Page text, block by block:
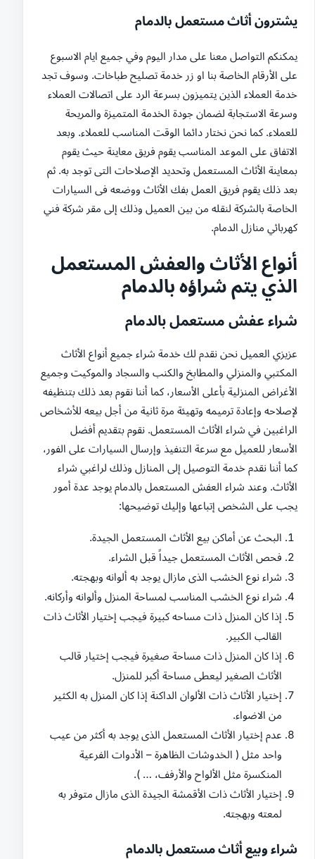
يشترون أثاث مستعمل بالدمام
يمكنكم التواصل معنا على مدار اليوم وفي جميع ايام الاسبوع
على الأرقام الخاصة بنا او زر خدمة تصليح طباخات. وسوف تجد
خدمة العملاء الذين يتميزون بسرعة الرد على اتصالات العملاء
وسرعة الاستجابة لضمان جودة الخدمة المتميزة والمريحة
للعملاء. كما نحن نختار دائما الوقت المناسب للعملاء. وبعد
الاتفاق على الموعد المناسب يقوم فريق معاينة حيث يقوم
بمعاينة الأثاث المستعمل وتحديد الإصلاحات التى توجد به. ثم
بعد ذلك يقوم فريق العمل بفك الأثاث ووضعه فى السيارات
الخاصة بالشركة لنقله من بين العميل وذلك إلى مقر شركة فني
كهربائي منازل الدمام.
أنواع الأثاث والعفش المستعمل
الذي يتم شراؤه بالدمام
شراء عفش مستعمل بالدمام
عزيزي العميل نحن نقدم لك خدمة شراء جميع أنواع الأثاث
المكتبي والمنزلي والمطابخ والكنب والسجاد والموكيت وجميع
الأغراض المنزلية بأعلى الأسعار، كما أننا نقوم بعد ذلك بتنظيفه
لإصلاحه وإعادة ترميمه وتهيئة مرة ثانية من أجل بيعه للأشخاص
الراغبين في شراء الأثاث المستعمل. نقوم بتقديم أفضل
الأسعار للعميل مع سرعة التنفيذ وإرسال السيارات على الفور،
كما أننا نقدم خدمة التوصيل إلى المنازل وذلك لراغبي شراء
الأثاث. وعند شراء العفش المستعمل بالدمام يوجد عدة أمور
يجب على الشخص إتباعها وإليك توضيحها:
البحث عن أماكن بيع الأثاث المستعمل الجيدة.
فحص الأثاث المستعمل جيداً قبل الشراء.
شراء نوع الخشب الذى مازال يوجد به ألوانه وبهجته.
شراء نوع الخشب المناسب لمساحة المنزل وألوانه وأركانه.
إذا كان المنزل ذات مساحه كبيرة فيجب إختيار الأثاث ذات
القالب الكبير.
إذا كان المنزل ذات مساحة صغيرة فيجب إختيار قالب
الأثاث الصغير ليعطى مساحة أكبر للمنزل.
إختيار الأثاث ذات الألوان الداكنة إذا كان المنزل به الكثير
من الاضواء.
عدم إختيار الأثاث المستعمل الذى يوجد به أكثر من عيب
واحد مثل ( الخدوشات الظاهرة – الأدوات الفرعية
المنكسرة مثل الألواح والأرفف، … ).
إختيار الأثاث ذات الأقمشة الجيدة الذى مازال متوفر به
لمعته وبهجته.
شراء وبيع أثاث مستعمل بالدمام